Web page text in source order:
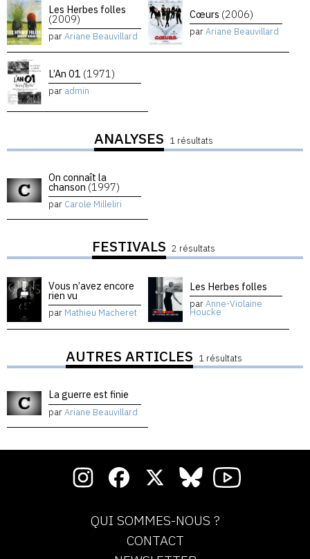
Les Herbes folles
(2009)
parAriane Beauvillard
Cœurs (2006)
parAriane Beauvillard
L’An 01 (1971)
par admin
ANALYSES 1 résultats
On connaît la
chanson (1997)
par Carole Milleliri
FESTIVALS 2 résultats
Vous n’avez encore
rien vu
par Mathieu Macheret
Les Herbes folles
parAnne-Violaine
Houcke
AUTRES ARTICLES 1 résultats
La guerre est finie
parAriane Beauvillard
QUI SOMMES-NOUS ?
CONTACT